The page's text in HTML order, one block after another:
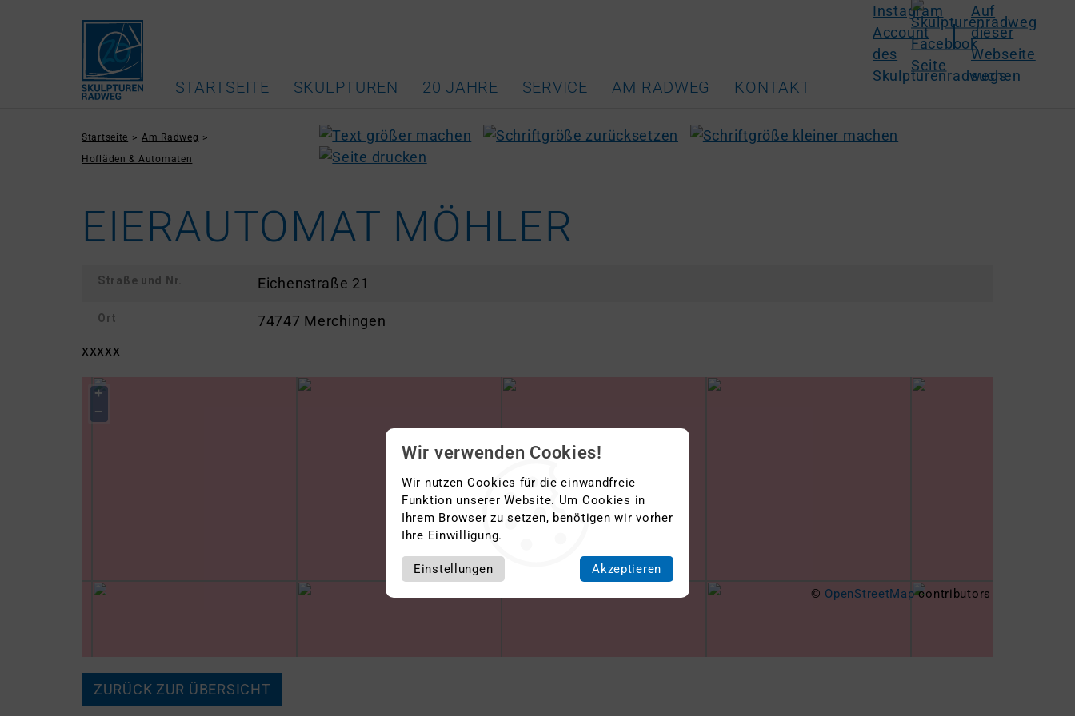
Wir verwenden Cookies!
Wir nutzen Cookies für die einwandfreie
Funktion unserer Website. Um Cookies in
Ihrem Browser zu setzen, benötigen wir vorher
Ihre Einwilligung.
Einstellungen Akzeptieren
STARTSEITE SKULPTUREN 20 JAHRE SERVICE AM RADWEG KONTAKT
Startseite
Am Radweg
Hofläden & Automaten
EIERAUTOMAT MÖHLER
Straße und Nr. Eichenstraße 21
Ort
74747 Merchingen
xxxxx
+
−
© OpenStreetMapcontributors
ZURÜCK ZUR ÜBERSICHT